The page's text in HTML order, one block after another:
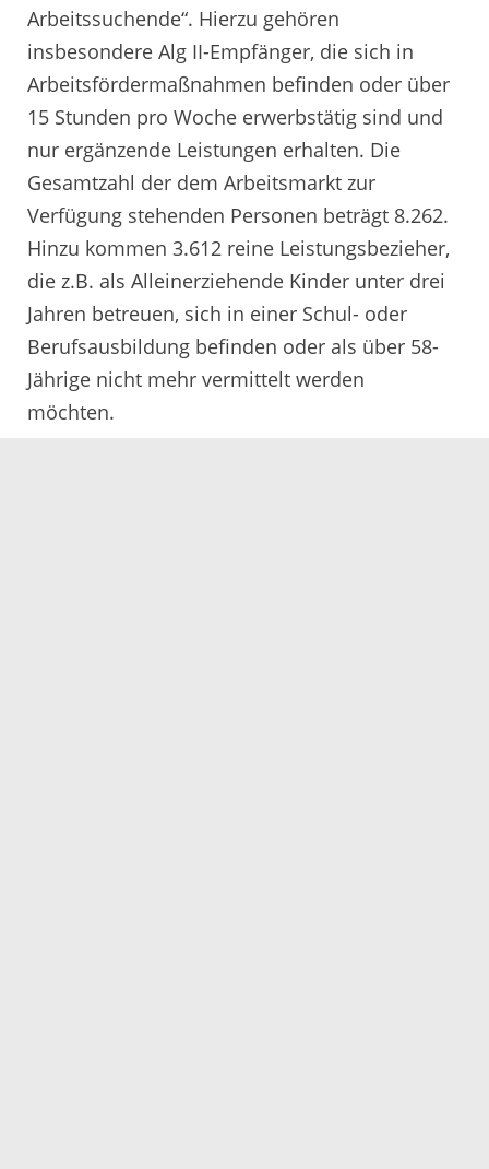
Arbeitssuchende“. Hierzu gehören
insbesondere Alg II-Empfänger, die sich in
Arbeitsfördermaßnahmen befinden oder über
15 Stunden pro Woche erwerbstätig sind und
nur ergänzende Leistungen erhalten. Die
Gesamtzahl der dem Arbeitsmarkt zur
Verfügung stehenden Personen beträgt 8.262.
Hinzu kommen 3.612 reine Leistungsbezieher,
die z.B. als Alleinerziehende Kinder unter drei
Jahren betreuen, sich in einer Schul- oder
Berufsausbildung befinden oder als über 58-
Jährige nicht mehr vermittelt werden
möchten.